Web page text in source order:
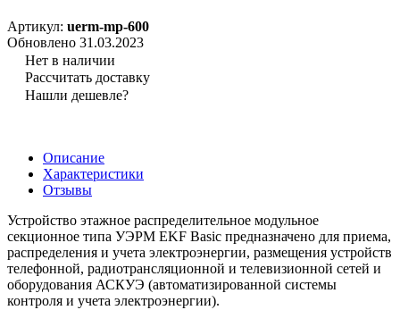
Артикул: uerm-mp-600
Обновлено 31.03.2023
Нет в наличии
Рассчитать доставку
Нашли дешевле?
Описание
Характеристики
Отзывы
Устройство этажное распределительное модульное
секционное типа УЭРМ EKF Basic предназначено для приема,
распределения и учета электроэнергии, размещения устройств
телефонной, радиотрансляционной и телевизионной сетей и
оборудования АСКУЭ (автоматизированной системы
контроля и учета электроэнергии).